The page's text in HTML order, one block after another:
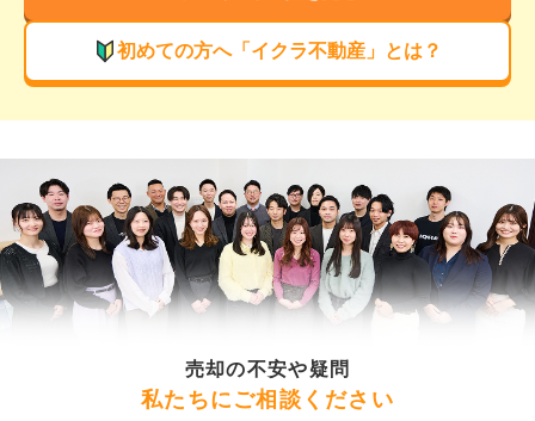
初めての方へ「イクラ不動産」とは？
売却の不安や疑問
私たちにご相談ください